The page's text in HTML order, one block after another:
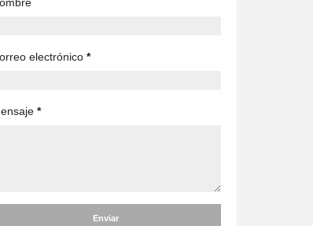
electrónico *
*